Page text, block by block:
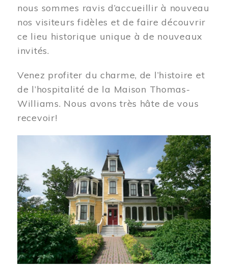
nous sommes ravis d’accueillir à nouveau
nos visiteurs fidèles et de faire découvrir
ce lieu historique unique à de nouveaux
invités.
Venez profiter du charme, de l’histoire et
de l’hospitalité de la Maison Thomas-
Williams. Nous avons très hâte de vous
recevoir!